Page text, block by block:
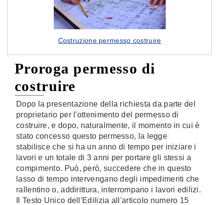
Costruzione permesso costruire
Proroga permesso di
costruire
Dopo la presentazione della richiesta da parte del
proprietario per l'ottenimento del permesso di
costruire, e dopo, naturalmente, il momento in cui è
stato concesso questo permesso, la legge
stabilisce che si ha un anno di tempo per iniziare i
lavori e un totale di 3 anni per portare gli stessi a
compimento. Può, però, succedere che in questo
lasso di tempo intervengano degli impedimenti che
rallentino o, addirittura, interrompano i lavori edilizi.
Il Testo Unico dell'Edilizia all'articolo numero 15